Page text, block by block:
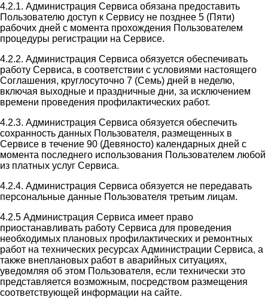
4.2.1. Администрация Сервиса обязана предоставить
Пользователю доступ к Сервису не позднее 5 (Пяти)
рабочих дней с момента прохождения Пользователем
процедуры регистрации на Сервисе.
4.2.2. Администрация Сервиса обязуется обеспечивать
работу Сервиса, в соответствии с условиями настоящего
Соглашения, круглосуточно 7 (Семь) дней в неделю,
включая выходные и праздничные дни, за исключением
времени проведения профилактических работ.
4.2.3. Администрация Сервиса обязуется обеспечить
сохранность данных Пользователя, размещенных в
Сервисе в течение 90 (Девяносто) календарных дней с
момента последнего использования Пользователем любой
из платных услуг Сервиса.
4.2.4. Администрация Сервиса обязуется не передавать
персональные данные Пользователя третьим лицам.
4.2.5 Администрация Сервиса имеет право
приостанавливать работу Сервиса для проведения
необходимых плановых профилактических и ремонтных
работ на технических ресурсах Администрации Сервиса, а
также внеплановых работ в аварийных ситуациях,
уведомляя об этом Пользователя, если технически это
представляется возможным, посредством размещения
соответствующей информации на сайте.